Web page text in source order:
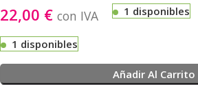
22,00 € con IVA 1 disponibles
1 disponibles
Añadir Al Carrito